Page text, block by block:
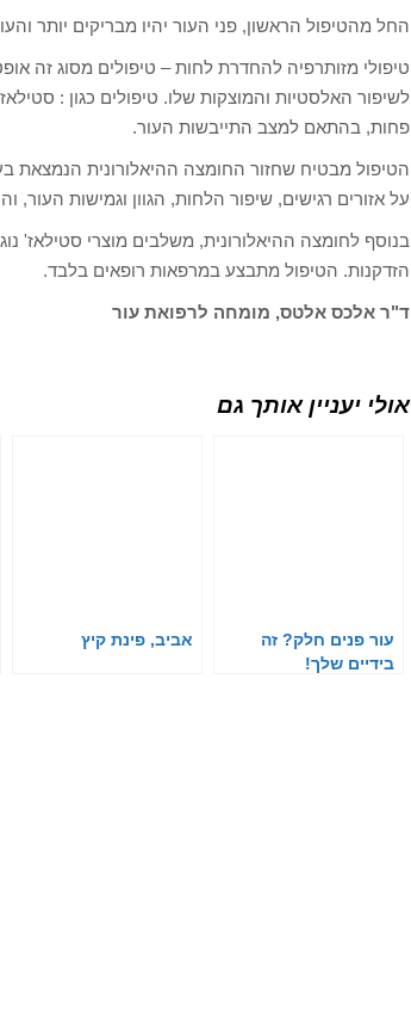
החל מהטיפול הראשון, פני העור יהיו מבריקים יותר
טיפולי מזותרפיה להחדרת לחות – טיפולים מסוג זה
לשיפור האלסטיות והמוצקות שלו. טיפולים כגון :
פחות, בהתאם למצב התייבשות העור.
הטיפול מבטיח שחזור החומצה ההיאלורונית הנמצאת
על אזורים רגישים, שיפור הלחות, הגוון וגמישות העור,
בנוסף לחומצה ההיאלורונית, משלבים מוצרי סטילאז'
הזדקנות. הטיפול מתבצע במרפאות רופאים בלבד.
ד"ר אלכס אלטס, מומחה לרפואת עור
אולי יעניין אותך גם
עור פנים חלק? זה
בידיים שלך!
אביב, פינת קיץ